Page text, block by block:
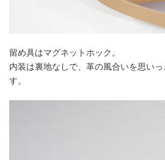
留め具はマグネットホック。
内装は裏地なしで、革の風合いを思い
す。